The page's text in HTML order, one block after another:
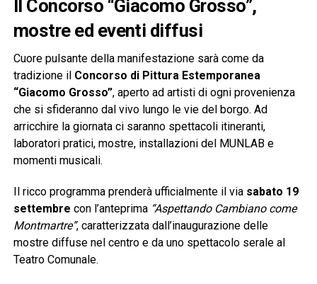
Il Concorso “Giacomo Grosso”,
mostre ed eventi diffusi
Cuore pulsante della manifestazione sarà come da
tradizione il Concorso di Pittura Estemporanea
“Giacomo Grosso”, aperto ad artisti di ogni provenienza
che si sfideranno dal vivo lungo le vie del borgo. Ad
arricchire la giornata ci saranno spettacoli itineranti,
laboratori pratici, mostre, installazioni del MUNLAB e
momenti musicali.
Il ricco programma prenderà ufficialmente il via sabato 19
settembre con l’anteprima “Aspettando Cambiano come
Montmartre”, caratterizzata dall’inaugurazione delle
mostre diffuse nel centro e da uno spettacolo serale al
Teatro Comunale.